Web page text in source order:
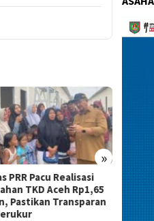
»
Berhasil Mediasi
PHK PT Amos
Perselisihan
Amos Indah Indonesia
The
Video